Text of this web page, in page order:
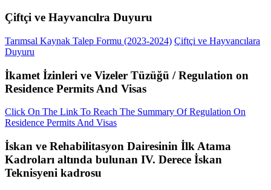
Çiftçi ve Hayvancılra Duyuru
Tarımsal Kaynak Talep Formu (2023-2024) Çiftçi ve Hayvancılara
Duyuru
İkamet İzinleri ve Vizeler Tüzüğü / Regulation on
Residence Permits And Visas
Click On The Link To Reach The Summary Of Regulation On
Residence Permits And Visas
İskan ve Rehabilitasyon Dairesinin İlk Atama
Kadroları altında bulunan IV. Derece İskan
Teknisyeni kadrosu